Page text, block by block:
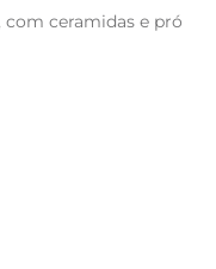
com ceramidas e pró